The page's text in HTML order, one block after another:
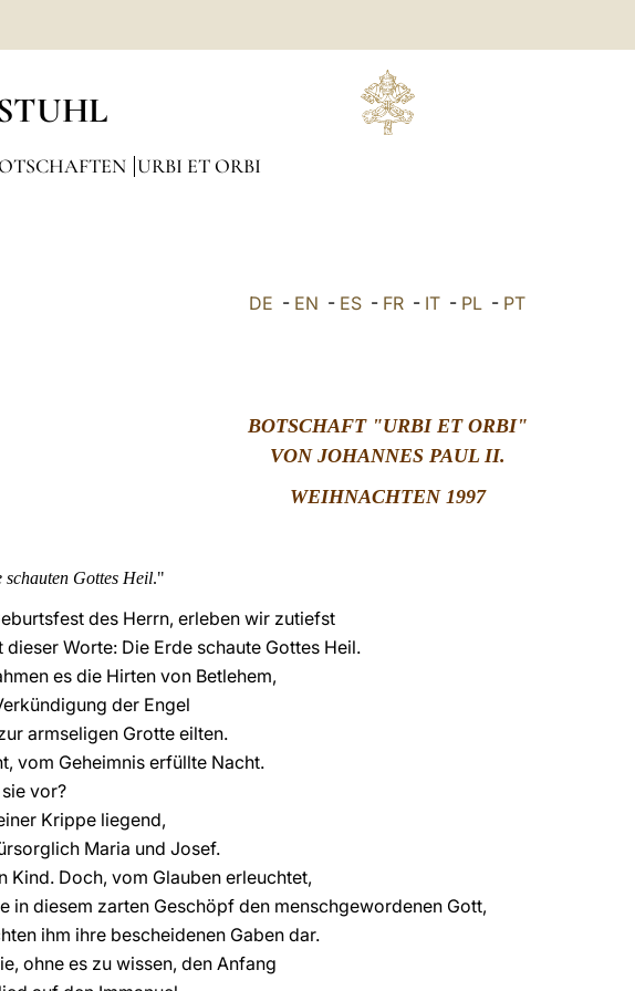
URBI ET ORBI
DE - EN - ES - FR - IT - PL - PT
BOTSCHAFT "URBI ET ORBI"
VON JOHANNES PAUL II.
WEIHNACHTEN 1997
schauten Gottes Heil."
des Herrn, erleben wir zutiefst
dieser Worte: Die Erde schaute Gottes Heil.
es die Hirten von Betlehem,
der Engel
armseligen Grotte eilten.
vom Geheimnis erfüllte Nacht.
vor?
Krippe liegend,
Maria und Josef.
Kind. Doch, vom Glauben erleuchtet,
in diesem zarten Geschöpf den menschgewordenen Gott,
ihm ihre bescheidenen Gaben dar.
ohne es zu wissen, den Anfang